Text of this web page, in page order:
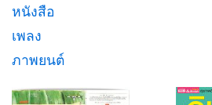
หนังสือ
เพลง
ภาพยนต์